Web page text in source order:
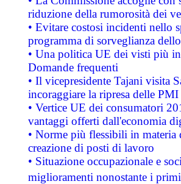
riduzione della rumorosità dei
• Evitare costosi incidenti nello
programma di sorveglianza
• Una politica UE dei visti più
Domande frequenti
• Il vicepresidente Tajani visita
incoraggiare la ripresa delle
• Vertice UE dei consumatori
vantaggi offerti dall'economia
• Norme più flessibili in materia
creazione di posti di lavoro
• Situazione occupazionale e
miglioramenti nonostante i